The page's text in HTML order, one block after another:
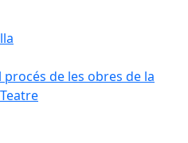
de les obres de la